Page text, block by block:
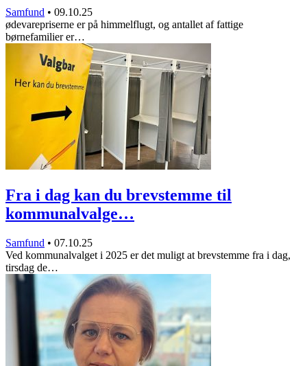
Samfund • 09.10.25
ødevarepriserne er på himmelflugt, og antallet af fattige
børnefamilier er…
Fra i dag kan du brevstemme til
kommunalvalge…
Samfund • 07.10.25
Ved kommunalvalget i 2025 er det muligt at brevstemme fra i dag,
tirsdag de…